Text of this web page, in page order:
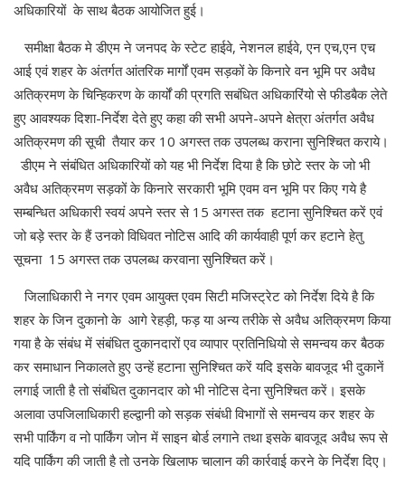
अधिकारियों के साथ बैठक आयोजित हुई।
समीक्षा बैठक मे डीएम ने जनपद के स्टेट हाईवे, नेशनल हाईवे, एन एच,एन एच
आई एवं शहर के अंतर्गत आंतरिक मार्गों एवम सड़कों के किनारे वन भूमि पर अवैध
अतिक्रमण के चिन्हिकरण के कार्यों की प्रगति सबंधित अधिकारिंयो से फीडबैक लेते
हुए आवश्यक दिशा-निर्देश देते हुए कहा की सभी अपने-अपने क्षेत्रा अंतर्गत अवैध
अतिक्रमण की सूची तैयार कर 10 अगस्त तक उपलब्ध कराना सुनिश्चित कराये।
डीएम ने संबंधित अधिकारियों को यह भी निर्देश दिया है कि छोटे स्तर के जो भी
अवैध अतिक्रमण सड़कों के किनारे सरकारी भूमि एवम वन भूमि पर किए गये है
सम्बन्धित अधिकारी स्वयं अपने स्तर से 15 अगस्त तक हटाना सुनिश्चित करें एवं
जो बड़े स्तर के हैं उनको विधिवत नोटिस आदि की कार्यवाही पूर्ण कर हटाने हेतु
सूचना 15 अगस्त तक उपलब्ध करवाना सुनिश्चित करें।
जिलाधिकारी ने नगर एवम आयुक्त एवम सिटी मजिस्ट्रेट को निर्देश दिये है कि
शहर के जिन दुकानो के आगे रेहड़ी, फड़ या अन्य तरीके से अवैध अतिक्रमण किया
गया है के संबंध में संबंधित दुकानदारों एव व्यापार प्रतिनिधियो से समन्वय कर बैठक
कर समाधान निकालते हुए उन्हें हटाना सुनिश्चित करें यदि इसके बावजूद भी दुकानें
लगाई जाती है तो संबंधित दुकानदार को भी नोटिस देना सुनिश्चित करें। इसके
अलावा उपजिलाधिकारी हल्द्वानी को सड़क संबंधी विभागों से समन्वय कर शहर के
सभी पार्किंग व नो पार्किंग जोन में साइन बोर्ड लगाने तथा इसके बावजूद अवैध रूप से
यदि पार्किंग की जाती है तो उनके खिलाफ चालान की कार्रवाई करने के निर्देश दिए।